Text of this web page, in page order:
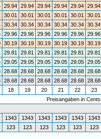
29.94 29.94 29.94 29.94 29.94 29.94
30.01 30.01 30.01 30.01 30.01
30.01
30.34 30.34 30.34 30.34 30.34 30.34
29.96 29.96 29.96 29.96 29.96 29.96
30.19 30.19 30.19 30.19 30.19 30.19
29.81 29.81 29.81 29.81 29.81
29.81
29.05 29.05 29.05 29.05 29.05 29.05
28.68 28.68 28.68 28.68 28.68 28.68
28.68 28.68 28.68 28.68 28.68 28.68
18 19 20 21 22
23
Preisangaben in Cents
1343 1343 1343 1343 1343
1343
123 123 123 123 123 123